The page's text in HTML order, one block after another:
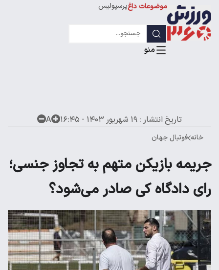
موضوعات داغپرسپولیس
لیگ قهرمانان
تاریخ انتشار : ۱۹ شهریور ۱۴۰۳ - ۱۶:۴۵ A
خانه فوتبال جهان
جریمه بازیکن متهم به تجاوز جنسی؛
رای دادگاه کی صادر می‌شود؟